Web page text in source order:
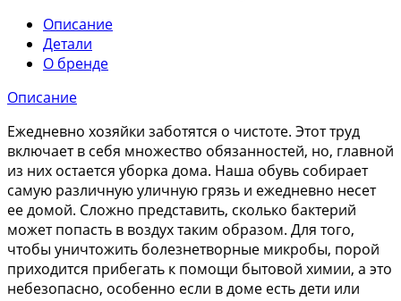
Описание
Детали
О бренде
Описание
Ежедневно хозяйки заботятся о чистоте. Этот труд
включает в себя множество обязанностей, но, главной
из них остается уборка дома. Наша обувь собирает
самую различную уличную грязь и ежедневно несет
ее домой. Сложно представить, сколько бактерий
может попасть в воздух таким образом. Для того,
чтобы уничтожить болезнетворные микробы, порой
приходится прибегать к помощи бытовой химии, а это
небезопасно, особенно если в доме есть дети или